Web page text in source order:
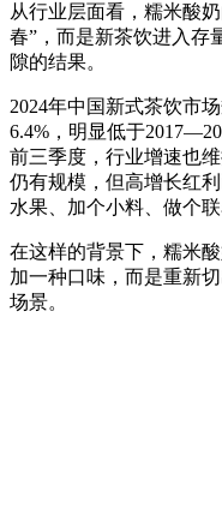
从行业层面看，糯米酸
春”，而是新茶饮进入存
隙的结果。
2024年中国新式茶饮市
6.4%，明显低于
前三季度，行业增速也
仍有规模，但高增长红
水果、加个小料、做个联
在这样的背景下，糯米
加一种口味，而是重新
场景。